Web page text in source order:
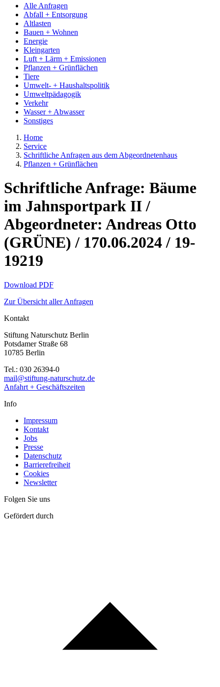
Alle Anfragen
Abfall + Entsorgung
Altlasten
Bauen + Wohnen
Energie
Kleingarten
Luft + Lärm + Emissionen
Pflanzen + Grünflächen
Tiere
Umwelt- + Haushaltspolitik
Umweltpädagogik
Verkehr
Wasser + Abwasser
Sonstiges
Home
Service
Schriftliche Anfragen aus dem Abgeordnetenhaus
Pflanzen + Grünflächen
Schriftliche Anfrage: Bäume
im Jahnsportpark II /
Abgeordneter: Andreas Otto
(GRÜNE) / 170.06.2024 / 19-
19219
Download PDF
Zur Übersicht aller Anfragen
Kontakt
Stiftung Naturschutz Berlin
Potsdamer Straße 68
10785 Berlin
Tel.: 030 26394-0
mail@stiftung-naturschutz.de
Anfahrt + Geschäftszeiten
Info
Impressum
Kontakt
Jobs
Presse
Datenschutz
Barrierefreiheit
Cookies
Newsletter
Folgen Sie uns
Gefördert durch